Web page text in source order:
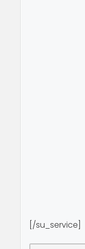
[/su_service]